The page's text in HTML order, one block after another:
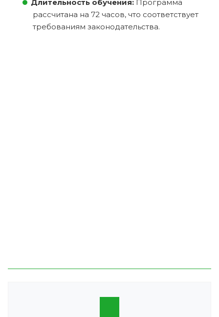
Длительность обучения: Программа
рассчитана на 72 часов, что соответствует
требованиям законодательства.